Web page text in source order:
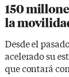
150
la
Desde el
acelerado su
que contará